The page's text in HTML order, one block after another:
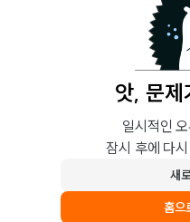
앗, 문제
일시적인
잠시 후에 다
새
홈으